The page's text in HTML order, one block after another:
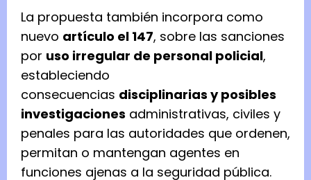
La propuesta también incorpora como
nuevo artículo el 147, sobre las sanciones
por uso irregular de personal policial,
estableciendo
consecuencias disciplinarias y posibles
investigaciones administrativas, civiles y
penales para las autoridades que ordenen,
permitan o mantengan agentes en
funciones ajenas a la seguridad pública.